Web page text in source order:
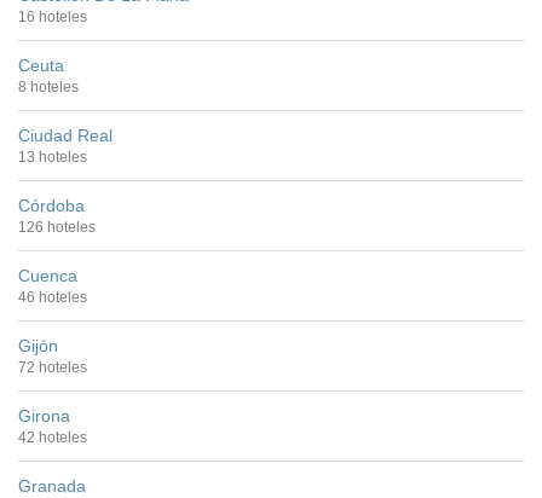
16 hoteles
Ceuta
8 hoteles
Ciudad Real
13 hoteles
Córdoba
126 hoteles
Cuenca
46 hoteles
Gijón
72 hoteles
Girona
42 hoteles
Granada